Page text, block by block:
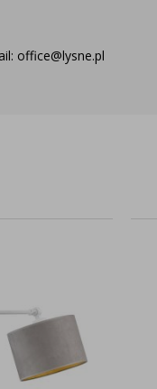
office@lysne.pl